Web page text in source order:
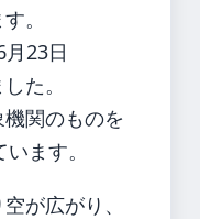
。
23日
た。
関のものを
ます。
が広がり、